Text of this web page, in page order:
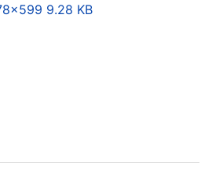
9.28 KB